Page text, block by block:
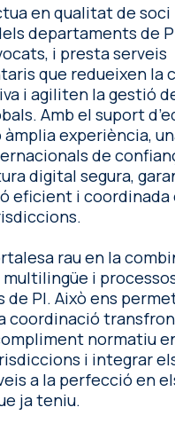
en qualitat de soci
departaments de
i presta serveis
que redueixen la
i agiliten la gestió
Amb el suport
experiència,
de
digital segura,
eficient i coordinada
rau en la
multilingüe i
PI. Això ens
coordinació
normatiu
i integrar
a la perfecció en
ja teniu.